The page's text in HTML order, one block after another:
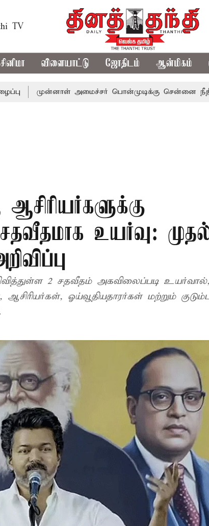
TV
சினிமா விளையாட்டு ஜோதிடம் ஆன்மிகம்
முன்னாள் அமைச்சர் பொன்முடிக்கு சென்னை நீதிமன்றம்
உயர்வு:
2 சதவீதம் அகவிலைப்படி உயர்வால்,
ஓய்வூதியதாரர்கள் மற்றும்